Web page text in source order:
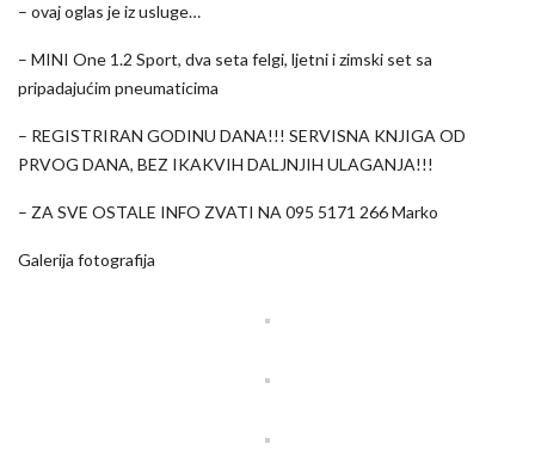
– ovaj oglas je iz usluge…
– MINI One 1.2 Sport, dva seta felgi, ljetni i zimski set sa
pripadajućim pneumaticima
– REGISTRIRAN GODINU DANA!!! SERVISNA KNJIGA OD
PRVOG DANA, BEZ IKAKVIH DALJNJIH ULAGANJA!!!
– ZA SVE OSTALE INFO ZVATI NA 095 5171 266 Marko
Galerija fotografija